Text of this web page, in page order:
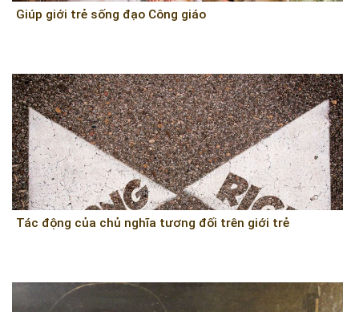
Giúp giới trẻ sống đạo Công giáo
Tác động của chủ nghĩa tương đối trên giới trẻ